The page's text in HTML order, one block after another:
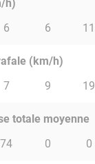
h)
6 6 11
(km/h)
7 9 19
totale moyenne
74 0 0